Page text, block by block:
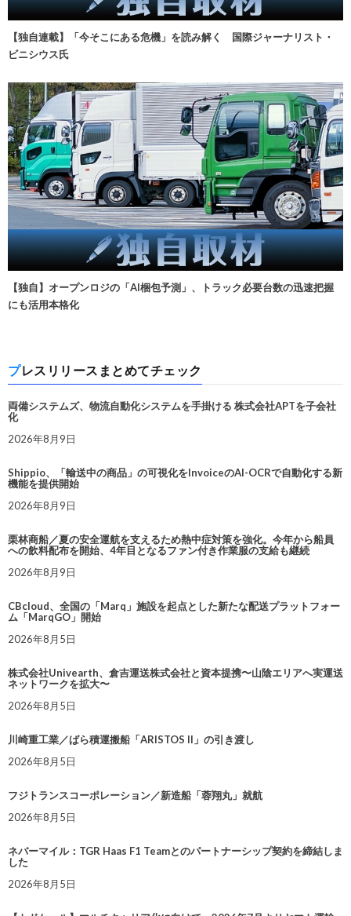
【独自連載】「今そこにある危機」を読み解く 国際ジャーナリスト・
ビニシウス氏
【独自】オープンロジの「AI梱包予測」、トラック必要台数の迅速把握
にも活用本格化
プレスリリースまとめてチェック
両備システムズ、物流自動化システムを手掛ける 株式会社APTを子会社
化
2026年8月9日
Shippio、「輸送中の商品」の可視化をInvoiceのAI-OCRで自動化する新
機能を提供開始
2026年8月9日
栗林商船／夏の安全運航を支えるため熱中症対策を強化。今年から船員
への飲料配布を開始、4年目となるファン付き作業服の支給も継続
2026年8月9日
CBcloud、全国の「Marq」施設を起点とした新たな配送プラットフォー
ム「MarqGO」開始
2026年8月5日
株式会社Univearth、倉吉運送株式会社と資本提携〜山陰エリアへ実運送
ネットワークを拡大〜
2026年8月5日
川崎重工業／ばら積運搬船「ARISTOS II」の引き渡し
2026年8月5日
フジトランスコーポレーション／新造船「蓉翔丸」就航
2026年8月5日
ネバーマイル：TGR Haas F1 Teamとのパートナーシップ契約を締結しま
した
2026年8月5日